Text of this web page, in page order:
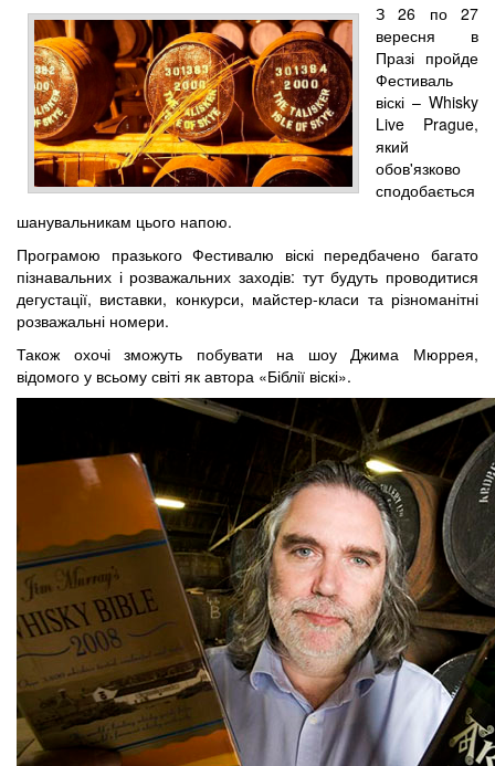
З 26 по 27
вересня в
Празі пройде
Фестиваль
віскі – Whisky
Live Prague,
який
обов'язково
сподобається
шанувальникам цього напою.
Програмою празького Фестивалю віскі передбачено багато
пізнавальних і розважальних заходів: тут будуть проводитися
дегустації, виставки, конкурси, майстер-класи та різноманітні
розважальні номери.
Також охочі зможуть побувати на шоу Джима Мюррея,
відомого у всьому світі як автора «Біблії віскі».